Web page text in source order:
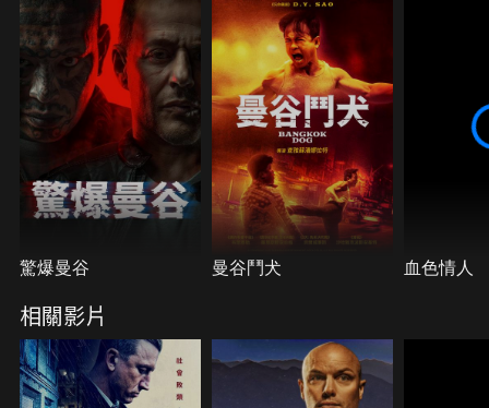
驚爆曼谷 曼谷鬥犬 血色情人
相關影片